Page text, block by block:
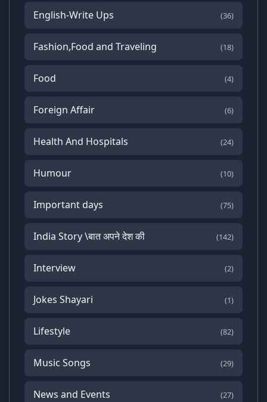
English-Write Ups (36)
Fashion,Food and Traveling (18)
Food (4)
Foreign Affair (6)
Health And Hospitals (24)
Humour (10)
Important days (75)
India Story \बात अपने देश की (142)
Interview (2)
Jokes Shayari (1)
Lifestyle (82)
Music Songs (29)
News and Events (27)